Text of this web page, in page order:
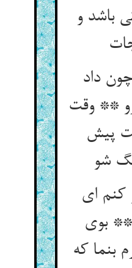
باشد و
داد
** وقت
پیش
شو
کنم ای
بوی
بنما که